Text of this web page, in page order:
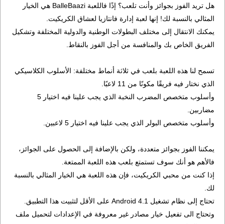
هل تريد الفوز بجوائز وأنت تلعب؟ إذًا فاللعبة BalleBaazi هي الخيار
المثالي بالنسبة لك! إنها لعبة إدارة فانتازيا لعشاق الكريكيت.
يمكنك الانتقال إلى مختلف البطولات الوطنية والدولية المختلفة وتشكيل
الفريق الخاص بك والمنافسة من أجل الفوز بالنقاط.
تسمح لنا هذه اللعبة بلعب في ثلاثة أنماط مختلفة: الأسلوب الكلاسيكي
الذي نختار فيه فريقًا مكونًا من 11 لاعبًا.
وأسلوب متخصص المضرب النخبة الذي يجب علينا فيه اختيار 5
مضاربين.
وأسلوب متخصص البولر الذي يجب علينا فيه اختيار 5 لاعبين.
يمكننا الفوز بجوائز متعددة، ولكن بالإضافة إلى الحصول على الجوائز،
فالأهم هو أنك سوف تستمتع بلعب هذه اللعبة الممتعة.
إذا كنت من محبي الكريكيت، فإن هذه اللعبة هي الخيار المثالي بالنسبة
لك.
تحتاج إلى نظام تشغيل Android 4.1 على الأقل لتثبيت هذا التطبيق.
وتحتاج الى تفعيل خيار مصادر غير معروفة في الإعدادات لتحميل ملف